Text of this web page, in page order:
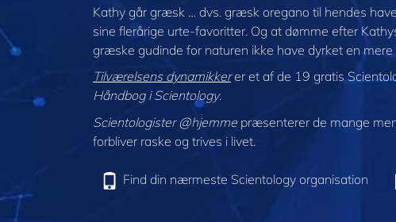
Kathy går græsk … dvs. græsk oregano til hendes
sine flerårige urte-favoritter. Og at dømme efter
græske gudinde for naturen ikke have dyrket en
Tilværelsens dynamikkerer et af de 19 gratis
Håndbog i Scientology.
Scientologister @hjemmepræsenterer de mange
forbliver raske og trives i livet.
Find din nærmeste Scientology organisation